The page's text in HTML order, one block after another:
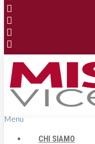
Menu
CHI SIAMO